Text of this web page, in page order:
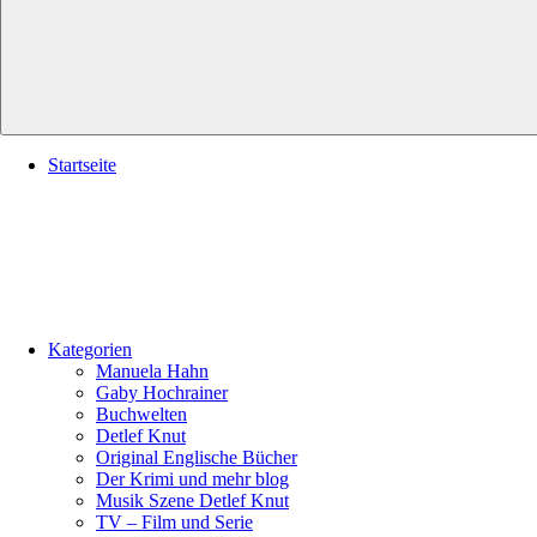
Startseite
Kategorien
Manuela Hahn
Gaby Hochrainer
Buchwelten
Detlef Knut
Original Englische Bücher
Der Krimi und mehr blog
Musik Szene Detlef Knut
TV – Film und Serie